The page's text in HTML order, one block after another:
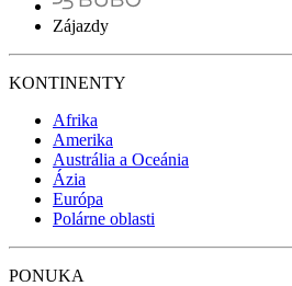
Zájazdy
KONTINENTY
Afrika
Amerika
Austrália a Oceánia
Ázia
Európa
Polárne oblasti
PONUKA